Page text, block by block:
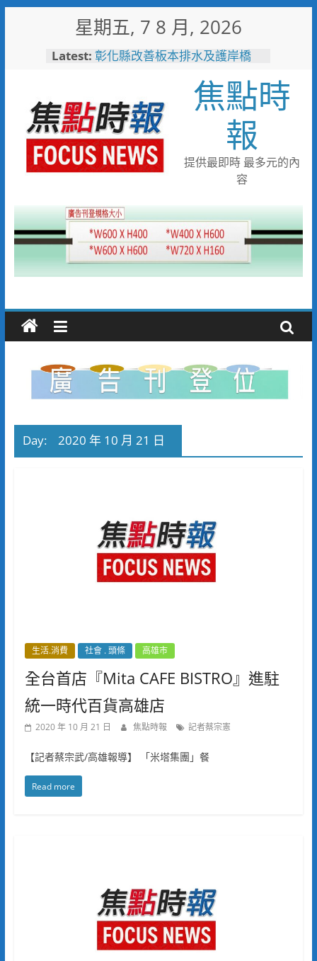
星期五, 7 8 月, 2026
Latest: 彰化縣改善板本排水及護岸橋
小米之家進駐高雄義享時尚廣
場 父親節開幕祭三重超狂優惠
少子化時代的地方解方！彰化市
未婚聯誼6年促成10對佳偶
彰化縣長參選人魏平政率議員團
隊攜手造勢 盼翻轉彰化打造新
局
敲敲門讓愛傳進門 彰化縣獨居
焦點時
報
提供最即時 最多元的內
容
Day: 2020 年 10 月 21 日
生活.消費 社會 . 頭條 高雄市
全台首店『Mita CAFE BISTRO』進駐
統一時代百貨高雄店
2020 年 10 月 21 日 焦點時報 記者蔡宗憲
【記者蔡宗武/高雄報導】 「米塔集團」餐
Read more